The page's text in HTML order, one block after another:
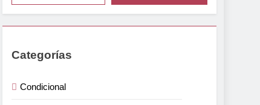
Categorías
Condicional